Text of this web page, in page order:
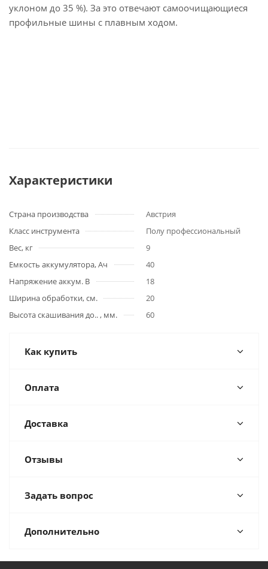
уклоном до 35 %). За это отвечают самоочищающиеся
профильные шины с плавным ходом.
Характеристики
Страна производства
Австрия
Класс инструмента
Полу профессиональный
Вес, кг
9
Емкость аккумулятора, Ач
40
Напряжение аккум. В
18
Ширина обработки, см.
20
Высота скашивания до.. , мм.
60
Как купить
Оплата
Доставка
Отзывы
Задать вопрос
Дополнительно